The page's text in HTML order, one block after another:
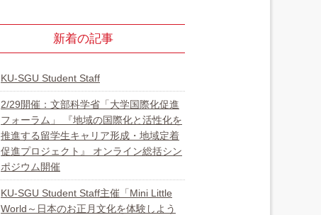
新着の記事
KU-SGU Student Staff
2/29開催：文部科学省「大学国際化促進
フォーラム」 『地域の国際化と活性化を
推進する留学生キャリア形成・地域定着
促進プロジェクト』 オンライン総括シン
ポジウム開催
KU-SGU Student Staff主催「Mini Little
World～日本のお正月文化を体験しよう